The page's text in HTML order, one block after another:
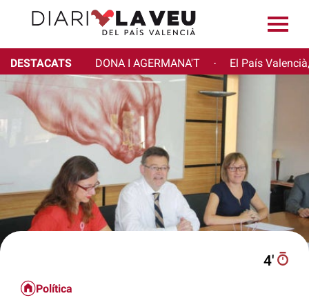
DESTACATS DONA I AGERMANA'T · El País
4′
Política